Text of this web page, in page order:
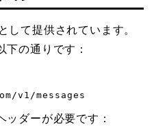
て提供されています。
の通りです：
v1/messages
ッダーが必要です：